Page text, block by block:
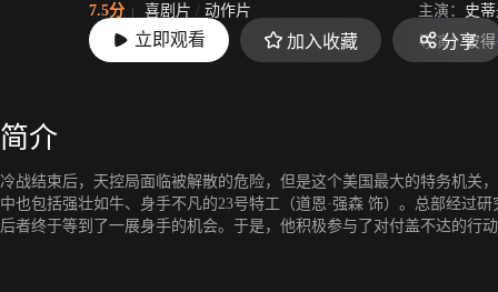
7.5分
喜剧片 / 动作片 主演： 史
上映：2008-06-20 导演：彼得
立即观看 加入收藏 分享
简介
冷战结束后，天控局面临被解散的危险，但是这个美国最大的特务机关
中也包括强壮如牛、身手不凡的23号特工（道恩·强森 饰）。总部经过
后者终于等到了一展身手的机会。于是，他积极参与了对付盖不达的行